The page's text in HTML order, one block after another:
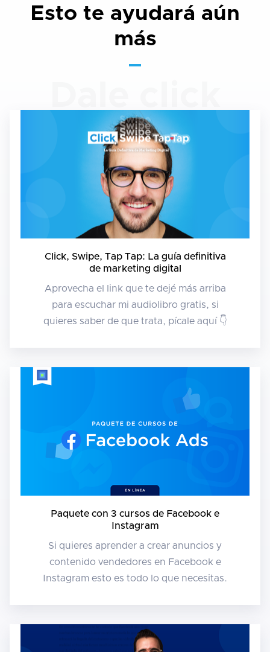
Esto te ayudará aún
más
Click, Swipe, Tap Tap: La guía definitiva
de marketing digital
Aprovecha el link que te dejé más arriba
para escuchar mi audiolibro gratis, si
quieres saber de que trata, pícale aquí 👇
Paquete con 3 cursos de Facebook e
Instagram
Si quieres aprender a crear anuncios y
contenido vendedores en Facebook e
Instagram esto es todo lo que necesitas.